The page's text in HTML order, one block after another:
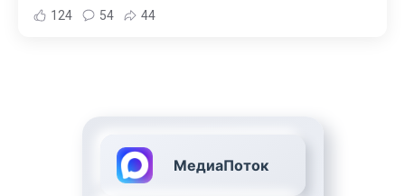
124 54 44
МедиаПоток